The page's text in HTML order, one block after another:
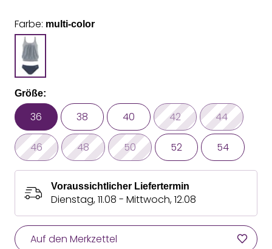
Farbe: multi-color
Größe:
36 38 40 42 44
46 48 50 52 54
Voraussichtlicher Liefertermin
Dienstag, 11.08 - Mittwoch, 12.08
Auf den Merkzettel